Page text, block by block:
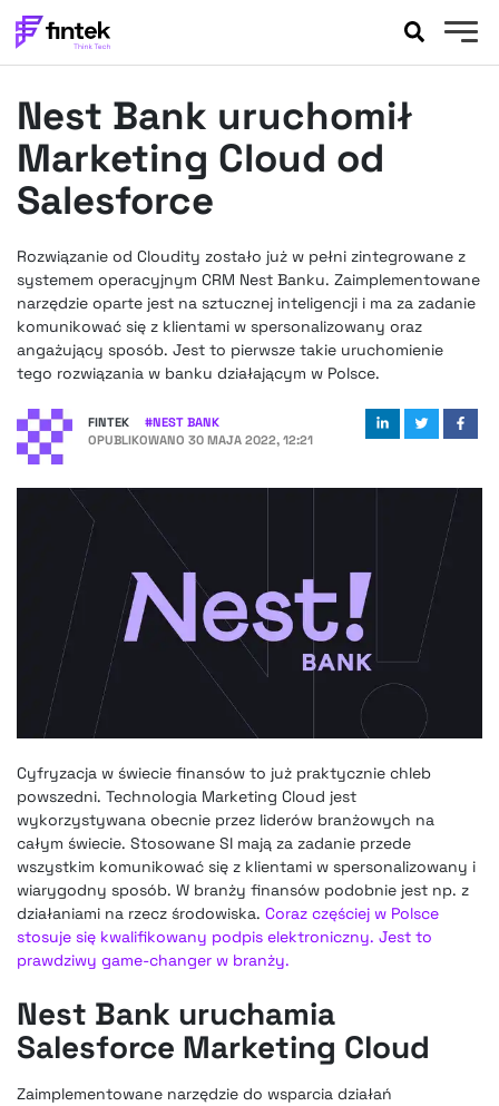
BANKOWOŚĆ
EVENTY
FELIETONY
WYWIADY
PODCASTY
FINTEK EXTRA
OKIEM EKSPERTA
Nest Bank uruchomił
Marketing Cloud od
Salesforce
Rozwiązanie od Cloudity zostało już w pełni zintegrowane z
systemem operacyjnym CRM Nest Banku. Zaimplementowane
narzędzie oparte jest na sztucznej inteligencji i ma za zadanie
komunikować się z klientami w spersonalizowany oraz
angażujący sposób. Jest to pierwsze takie uruchomienie
tego rozwiązania w banku działającym w Polsce.
FINTEK #NEST BANK
OPUBLIKOWANO 30 MAJA 2022, 12:21
Cyfryzacja w świecie finansów to już praktycznie chleb
powszedni. Technologia Marketing Cloud jest
wykorzystywana obecnie przez liderów branżowych na
całym świecie. Stosowane SI mają za zadanie przede
wszystkim komunikować się z klientami w spersonalizowany i
wiarygodny sposób. W branży finansów podobnie jest np. z
działaniami na rzecz środowiska. Coraz częściej w Polsce
stosuje się kwalifikowany podpis elektroniczny. Jest to
prawdziwy game-changer w branży.
Nest Bank uruchamia
Salesforce Marketing Cloud
Zaimplementowane narzędzie do wsparcia działań